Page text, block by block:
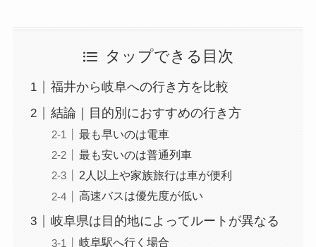
タップできる目次
福井から岐阜への行き方を比較
結論｜目的別におすすめの行き方
最も早いのは電車
最も安いのは普通列車
2人以上や家族旅行は車が便利
高速バスは優先度が低い
岐阜県は目的地によってルートが異なる
岐阜駅へ行く場合